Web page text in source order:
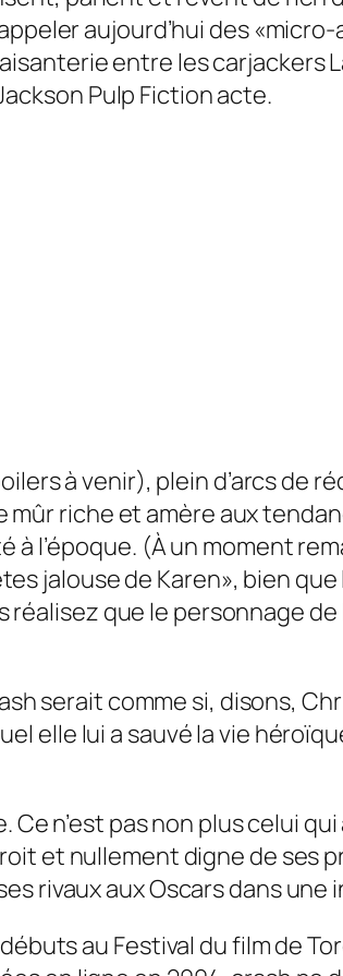
aujourd’hui des
entre les carjackers
Pulp Fictionacte.
à venir), plein d’arcs de
mûr riche et amère aux
l’époque. (À un moment
jalouse de Karen», bien
que le personnage
serait comme si, disons,
elle lui a sauvé la vie
Ce n’est pas non plus celui
et nullement digne de ses
rivaux aux Oscars dans une
au Festival du film de